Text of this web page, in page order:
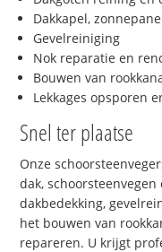
Dakkapel,
Gevelreiniging
Nok reparatie en
Bouwen van
Lekkages opsporen
Snel ter plaatse
Onze
dak,
dakbedekking,
het bouwen van
repareren. U krijgt